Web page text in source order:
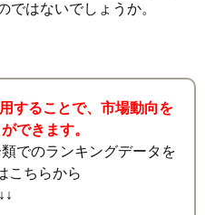
ではないでしょうか。
することで、市場動向を
できます。
でのランキングデータを
こちらから